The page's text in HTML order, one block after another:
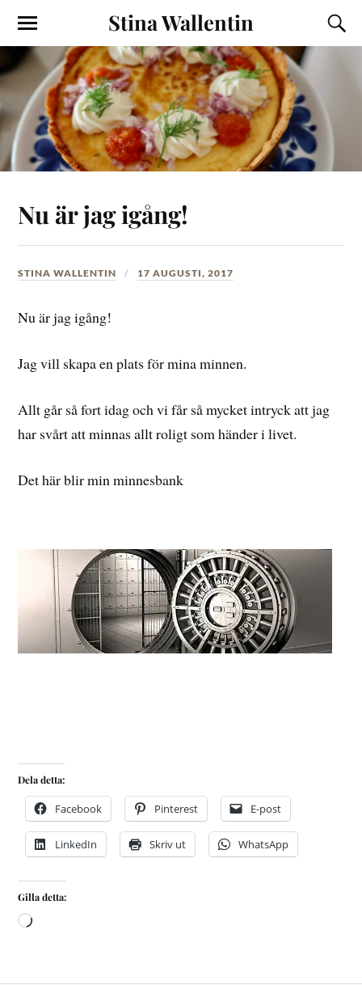
Stina Wallentin
Nu är jag igång!
STINA WALLENTIN 17 AUGUSTI, 2017
Nu är jag igång!
Jag vill skapa en plats för mina minnen.
Allt går så fort idag och vi får så mycket intryck att jag
har svårt att minnas allt roligt som händer i livet.
Det här blir min minnesbank
Dela detta:
Facebook Pinterest E-post
LinkedIn Skriv ut WhatsApp
Gilla detta: